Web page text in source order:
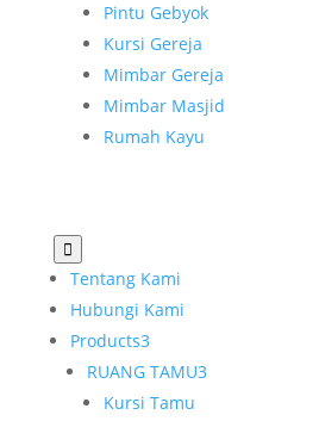
Pintu Gebyok
Kursi Gereja
Mimbar Gereja
Mimbar Masjid
Rumah Kayu

Tentang Kami
Hubungi Kami
Products3
RUANG TAMU3
Kursi Tamu